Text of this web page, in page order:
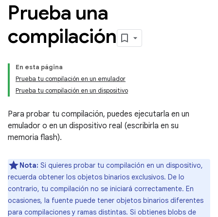
Prueba una
compilación
En esta página
Prueba tu compilación en un emulador
Prueba tu compilación en un dispositivo
Para probar tu compilación, puedes ejecutarla en un
emulador o en un dispositivo real (escribirla en su
memoria flash).
Nota: Si quieres probar tu compilación en un dispositivo,
recuerda obtener los objetos binarios exclusivos. De lo
contrario, tu compilación no se iniciará correctamente. En
ocasiones, la fuente puede tener objetos binarios diferentes
para compilaciones y ramas distintas. Si obtienes blobs de